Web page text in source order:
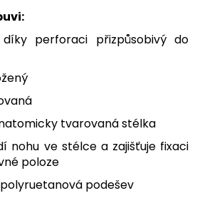
perforaci přizpůsobivý do
tvarovaná stélka
nohu ve stélce a zajišťuje fixaci
poloze
podešev